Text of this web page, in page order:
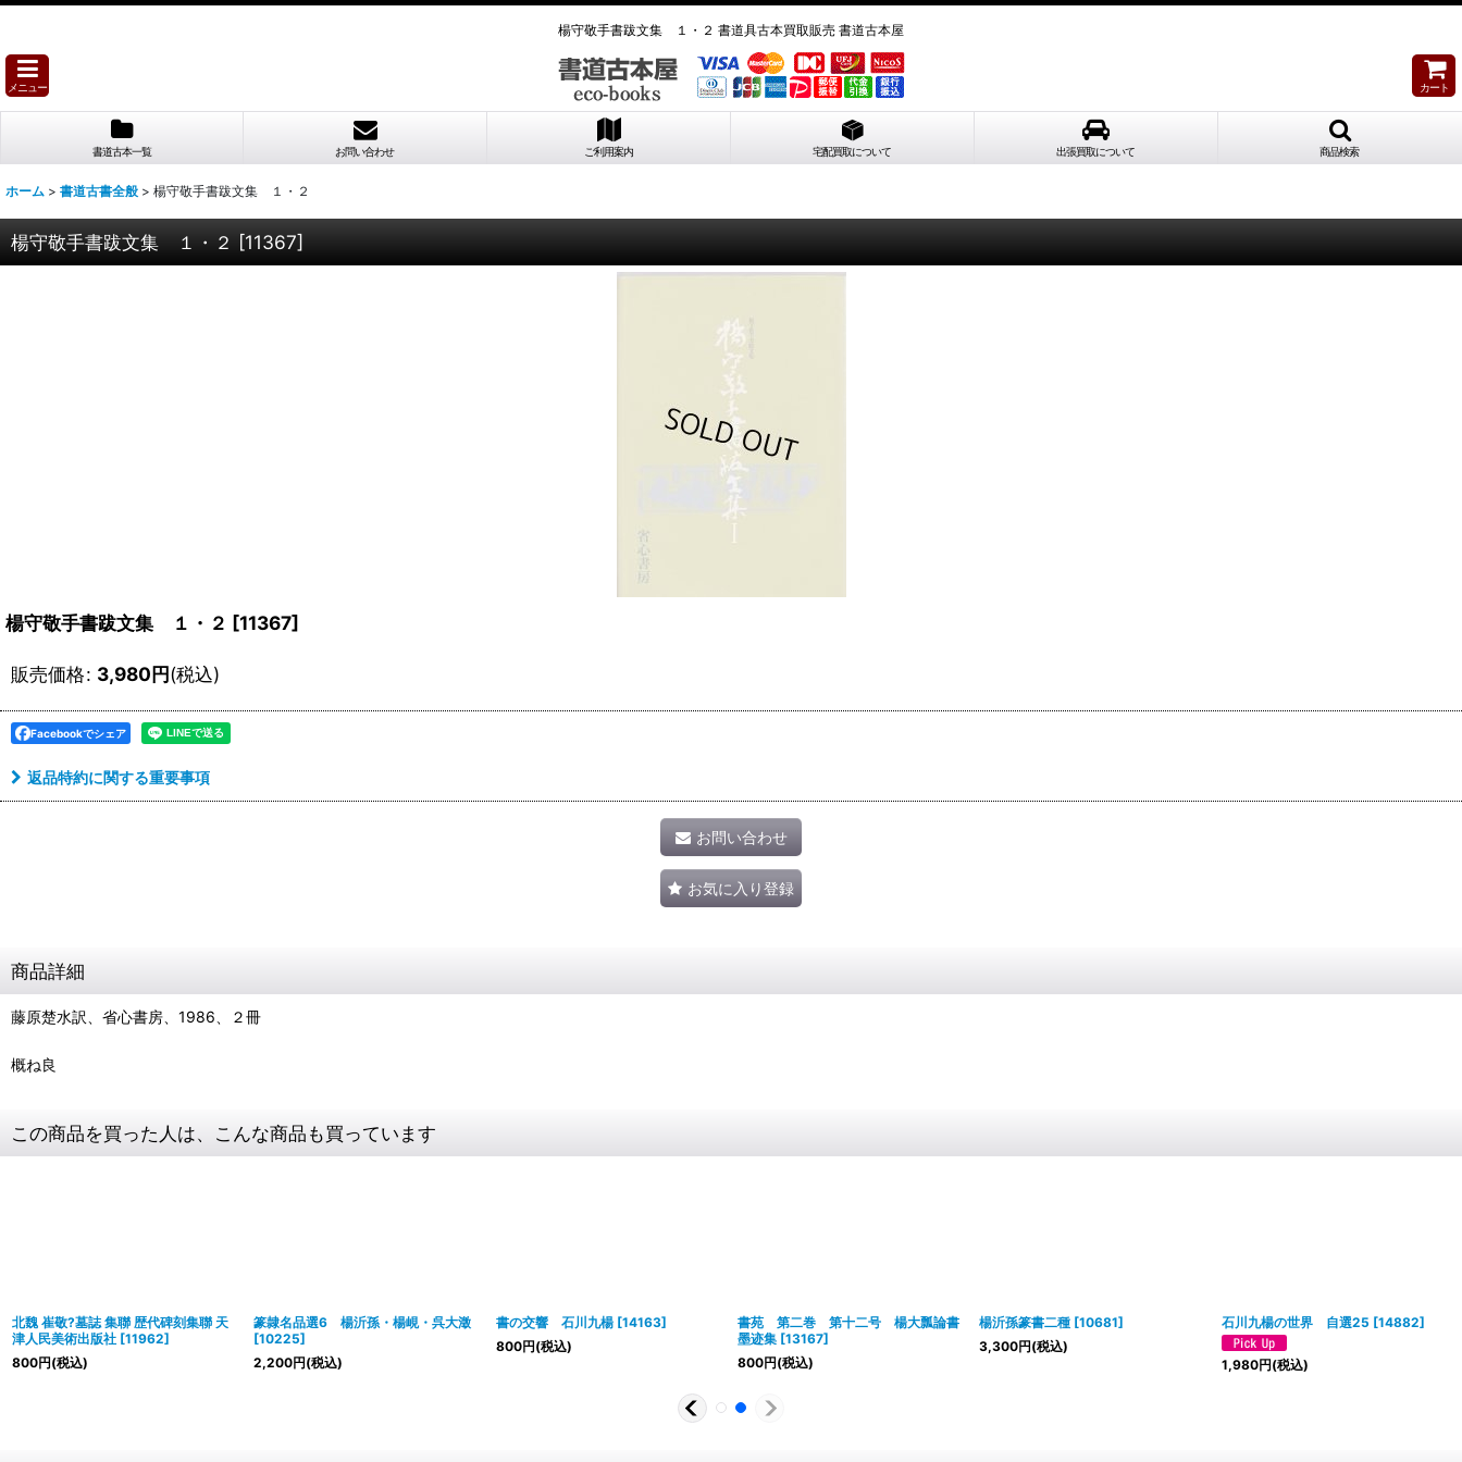
楊守敬手書跋文集 １・２ 書道具古本買取販売 書道古本屋
メニュー カート
書道古本一覧 お問い合わせ ご利用案内 宅配買取について 出張買取について 商品検索
ホーム > 書道古書全般 > 楊守敬手書跋文集 １・２
楊守敬手書跋文集 １・２ [11367]
楊守敬手書跋文集 １・２ [11367]
販売価格: 3,980円(税込)
Facebookでシェア
返品特約に関する重要事項
お問い合わせ
お気に入り登録
商品詳細
藤原楚水訳、省心書房、1986、２冊
概ね良
この商品を買った人は、こんな商品も買っています
北魏 崔敬?墓誌 集聯 歴代碑刻集聯 天
津人民美術出版社 [11962]
800円(税込)
篆隷名品選6 楊沂孫・楊峴・呉大澂
[10225]
2,200円(税込)
書の交響 石川九楊 [14163]
800円(税込)
書苑 第二巻 第十二号 楊大瓢論書
墨迹集 [13167]
800円(税込)
楊沂孫篆書二種 [10681]
3,300円(税込)
石川九楊の世界 自選25 [14882]
1,980円(税込)